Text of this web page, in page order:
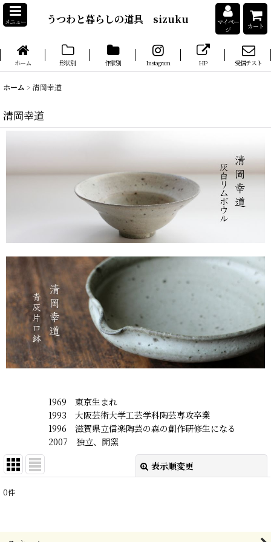
メニュー うつわと暮らしの道具 sizuku
マイペー
ジ
カート
ホーム 形状別 作家別 Instagram HP 受信テスト
ホーム > 清岡幸道
清岡幸道
1969 東京生まれ
1993 大阪芸術大学工芸学科陶芸専攻卒業
1996 滋賀県立信楽陶芸の森の創作研修生になる
2007 独立、開窯
表示順変更
表示数
0件